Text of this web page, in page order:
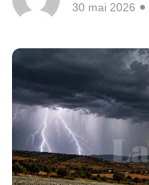
30 mai 2026